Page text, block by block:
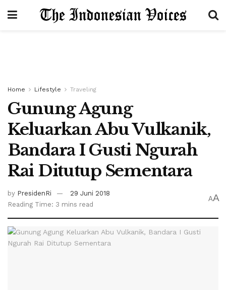
Home Lifestyle Traveling
Gunung Agung
Keluarkan Abu Vulkanik,
Bandara I Gusti Ngurah
Rai Ditutup Sementara
by PresidenRi
29 Juni 2018
Reading Time: 3 mins read
AA